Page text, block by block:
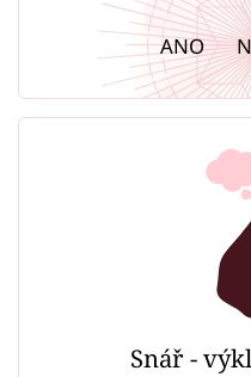
ANO
Snář -